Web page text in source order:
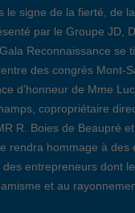
le signe de la fierté, de
par le Groupe JD,
Reconnaissance se
des congrès Mont-
d’honneur de Mme
copropriétaire
R. Boies de Beaupré
rendra hommage à des
entrepreneurs dont
et au